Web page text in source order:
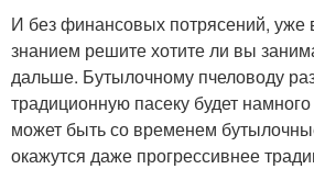
И без финансовых потрясений, уже
знанием решите хотите ли вы
дальше. Бутылочному пчеловоду
традиционную пасеку будет
может быть со временем
окажутся даже прогрессивнее